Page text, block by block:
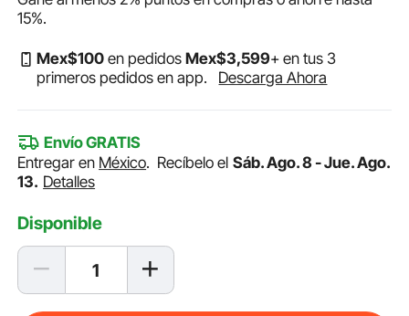
15%.
Mex$100 en pedidosMex$3,599+ en tus 3
primeros pedidos en app.
Descarga Ahora
Envío GRATIS
Entregar en México. Recíbelo el Sáb. Ago. 8 - Jue. Ago.
13. Detalles
Disponible